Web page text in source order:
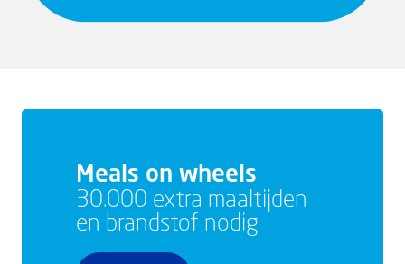
Meals on wheels
30.000 extra maaltijden
en brandstof nodig